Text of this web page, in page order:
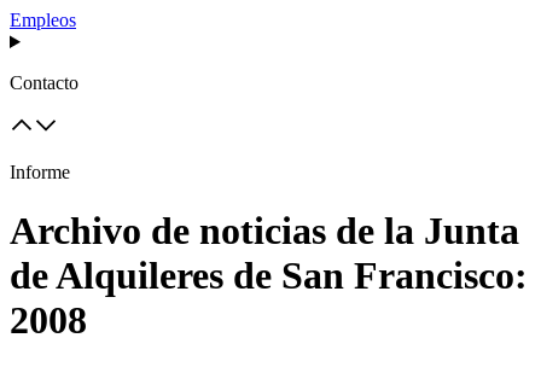
Empleos
Contacto
Informe
Archivo de noticias de la Junta
de Alquileres de San Francisco:
2008